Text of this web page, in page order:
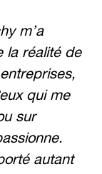
m’a
la réalité de
qui me
sur
autant